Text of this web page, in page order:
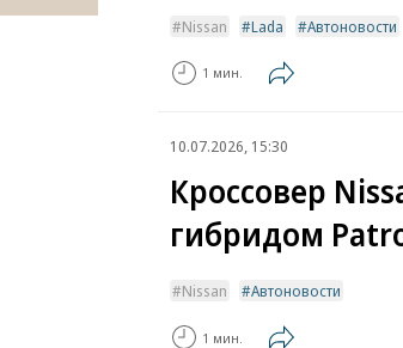
Nissan Lada Автоновости
1 мин.
10.07.2026, 15:30
Кроссовер
гибридом
Nissan Автоновости
1 мин.